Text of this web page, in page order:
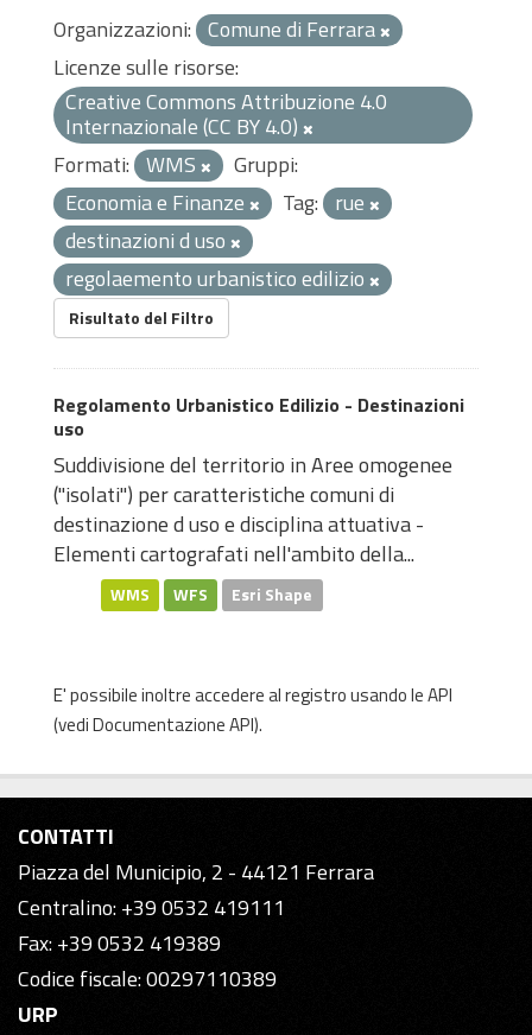
Organizzazioni: Comune di Ferrara
Licenze sulle risorse:
Creative Commons Attribuzione 4.0
Internazionale (CC BY 4.0)
Formati: WMS
Gruppi:
Economia e Finanze
Tag: rue
destinazioni d uso
regolaemento urbanistico edilizio
Risultato del Filtro
Regolamento Urbanistico Edilizio - Destinazioni
uso
Suddivisione del territorio in Aree omogenee
("isolati") per caratteristiche comuni di
destinazione d uso e disciplina attuativa -
Elementi cartografati nell'ambito della...
WMS WFS Esri Shape
E' possibile inoltre accedere al registro usando leAPI
(vediDocumentazione API).
CONTATTI
Piazza del Municipio, 2 - 44121 Ferrara
Centralino: +39 0532 419111
Fax: +39 0532 419389
Codice fiscale: 00297110389
URP